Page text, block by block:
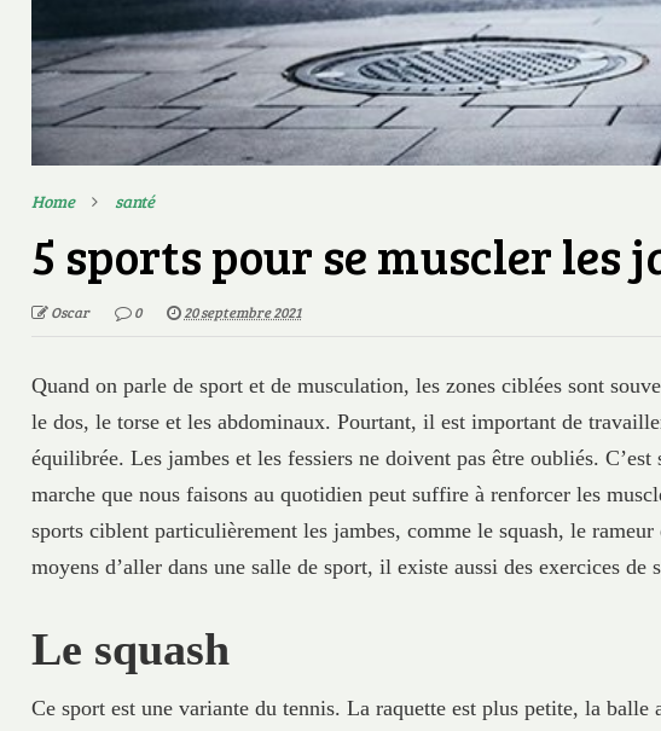
Home santé
5 sports pour se muscler les
Oscar 0 20 septembre 2021
Quand on parle de sport et de musculation, les zones ciblées sont
le dos, le torse et les abdominaux. Pourtant, il est important de
équilibrée. Les jambes et les fessiers ne doivent pas être oubliés.
marche que nous faisons au quotidien peut suffire à renforcer les
sports ciblent particulièrement les jambes, comme le squash, le
moyens d’aller dans une salle de sport, il existe aussi des exercices de
Le squash
Ce sport est une variante du tennis. La raquette est plus petite, la balle